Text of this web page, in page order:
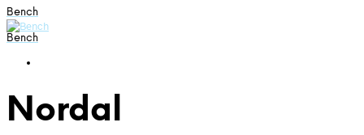
Bench
Bench
Nordal